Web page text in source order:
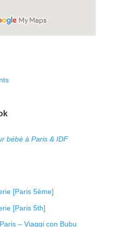
bébé à Paris & IDF
[Paris 5ème]
[Paris 5th]
– Viaggi con Bubu